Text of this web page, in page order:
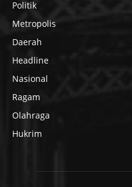
Politik
Metropolis
Daerah
Headline
Nasional
Ragam
Olahraga
Hukrim